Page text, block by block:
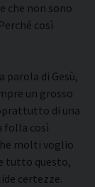
che non sono
così
parola di Gesù,
un grosso
di una
folla così
molti voglio
tutto questo,
certezze.